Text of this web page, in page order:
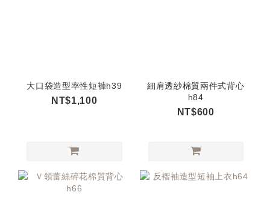
大口袋造型率性短褲h39
NT$1,100
細肩透紗棉質兩件式背心
h84
NT$600